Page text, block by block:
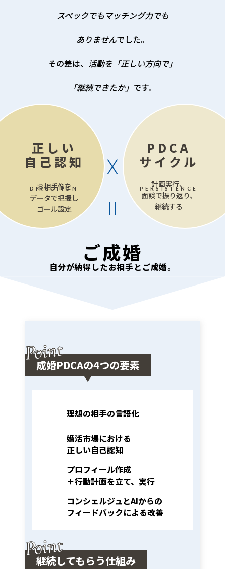
スペックでもマッチング力でも
ありませんでした。
その差は、 活動を「正しい方向で」
「継続できたか」 です。
正しい
自己認知
DIRECTION
お相手像を
データで把握し
ゴール設定
PDCA
サイクル
PERSISTENCE
計画実行、
面談で振り返り、
継続する
ご成婚
自分が納得したお相手とご成婚。
Point
成婚PDCAの4つの要素
理想の相手の言語化
婚活市場における
正しい自己認知
プロフィール作成
＋行動計画を立て、実行
コンシェルジュとAIからの
フィードバックによる改善
Point
継続してもらう仕組み